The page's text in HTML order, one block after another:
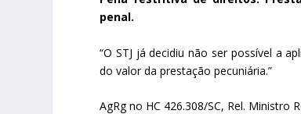
penal.
“O STJ já decidiu não ser possível a
do valor da prestação pecuniária.”
AgRg no HC 426.308/SC, Rel. Ministro